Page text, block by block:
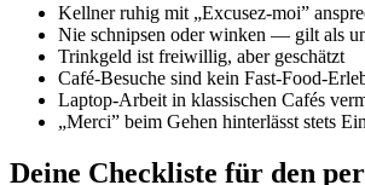
Kellner ruhig mit „Excusez-moi”
Nie schnipsen oder winken — gilt als
Trinkgeld ist freiwillig, aber geschätzt
Café-Besuche sind kein Fast-Food-
Laptop-Arbeit in klassischen Cafés
„Merci” beim Gehen hinterlässt stets
Deine Checkliste für den